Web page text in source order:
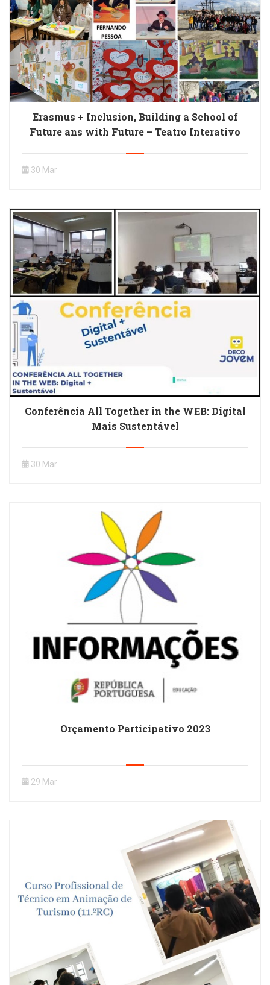
Erasmus + Inclusion, Building a School of
Future ans with Future – Teatro Interativo
30 Mar
Conferência All Together in the WEB: Digital
Mais Sustentável
30 Mar
Orçamento Participativo 2023
29 Mar